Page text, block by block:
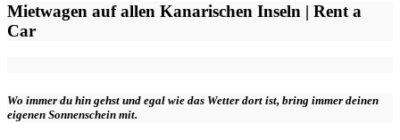
Mietwagen auf allen Kanarischen Inseln | Rent a
Car
Wo immer du hin gehst und egal wie das Wetter dort ist, bring immer deinen
eigenen Sonnenschein mit.